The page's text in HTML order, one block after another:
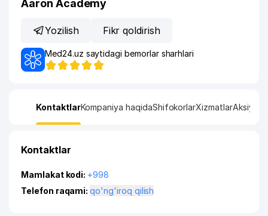
Aaron Academy
Yozilish Fikr qoldirish
Med24.uz saytidagi bemorlar sharhlari
KontaktlarKompaniya haqidaShifokorlarXizmatlarAksiya
Kontaktlar
Mamlakat kodi: +998
Telefon raqami:qo'ng'iroq qilish